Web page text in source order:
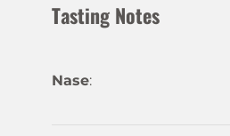
Tasting Notes
Nase: